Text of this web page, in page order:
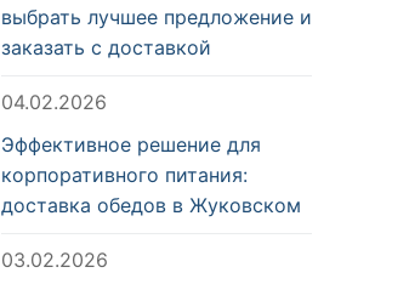
выбрать лучшее предложение и
заказать с доставкой
04.02.2026
Эффективное решение для
корпоративного питания:
доставка обедов в Жуковском
03.02.2026